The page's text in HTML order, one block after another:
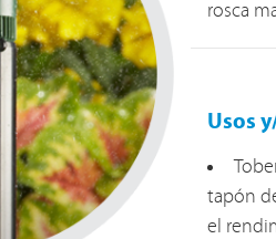
rosca
Usos
tapón
el